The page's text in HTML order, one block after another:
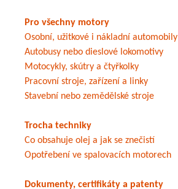
Pro všechny motory
Osobní, užitkové i nákladní automobily
Autobusy nebo dieslové lokomotivy
Motocykly, skútry a čtyřkolky
Pracovní stroje, zařízení a linky
Stavební nebo zemědělské stroje
Trocha techniky
Co obsahuje olej a jak se znečistí
Opotřebení ve spalovacích motorech
Dokumenty, certifikáty a patenty